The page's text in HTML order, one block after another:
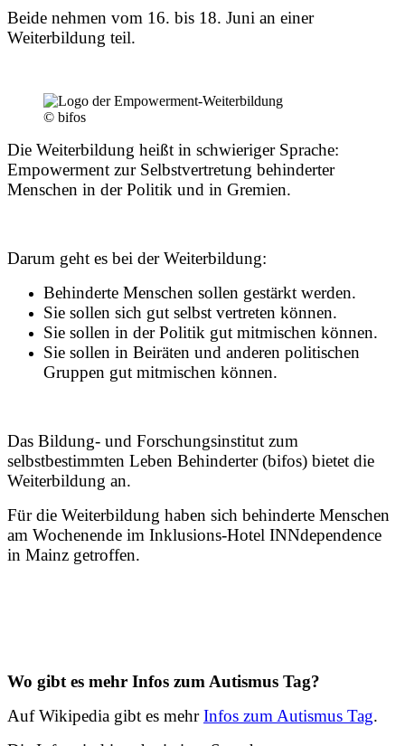
Beide nehmen vom 16. bis 18. Juni an einer
Weiterbildung teil.
© bifos
Die Weiterbildung heißt in schwieriger Sprache:
Empowerment zur Selbstvertretung behinderter
Menschen in der Politik und in Gremien.
Darum geht es bei der Weiterbildung:
Behinderte Menschen sollen gestärkt werden.
Sie sollen sich gut selbst vertreten können.
Sie sollen in der Politik gut mitmischen können.
Sie sollen in Beiräten und anderen politischen
Gruppen gut mitmischen können.
Das Bildung- und Forschungsinstitut zum
selbstbestimmten Leben Behinderter (bifos) bietet die
Weiterbildung an.
Für die Weiterbildung haben sich behinderte Menschen
am Wochenende im Inklusions-Hotel INNdependence
in Mainz getroffen.
Wo gibt es mehr Infos zum Autismus Tag?
Auf Wikipedia gibt es mehrInfos zum Autismus Tag.